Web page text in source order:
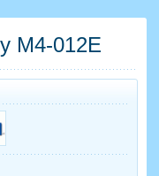
M4-012E
registrace